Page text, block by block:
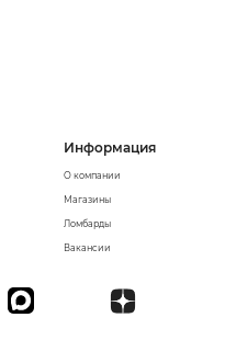
Информация
О компании
Магазины
Ломбарды
Вакансии